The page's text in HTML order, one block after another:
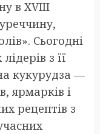
в XVIII
Сьогодні
з її
кукурудза —
ярмарків і
рецептів з